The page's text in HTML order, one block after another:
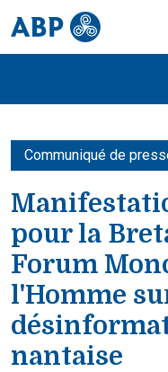
Communiqué de
pour la
Forum
l'Homme
nantaise